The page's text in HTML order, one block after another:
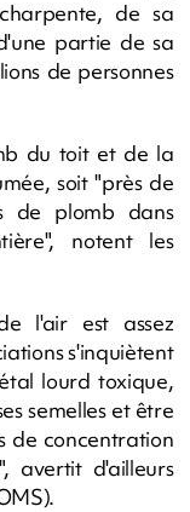
de sa
partie de sa
de personnes
du toit et de la
soit "près de
de plomb dans
notent les
l'air est assez
s'inquiètent
lourd toxique,
semelles et être
de concentration
avertit d'ailleurs